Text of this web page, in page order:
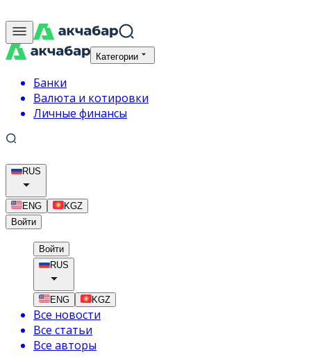
Категории
Банки
Валюта и котировки
Личные финансы
RUS
ENG
KGZ
Войти
Войти
RUS
ENG KGZ
Все новости
Все статьи
Все авторы